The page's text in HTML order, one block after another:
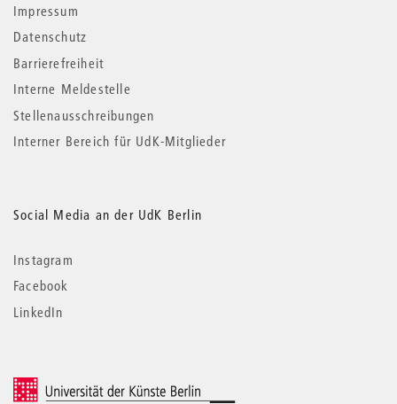
Impressum
Datenschutz
Barrierefreiheit
Interne Meldestelle
Stellenausschreibungen
Interner Bereich für UdK-Mitglieder
Social Media an der UdK Berlin
Instagram
Facebook
LinkedIn
© 2026 Universität der Künste Berlin